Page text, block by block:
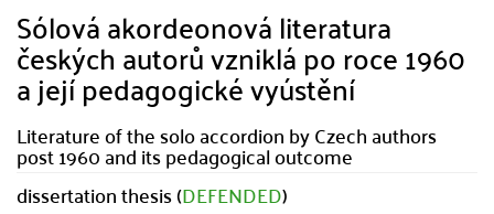
Sólová akordeonová literatura
českých autorů vzniklá po roce 1960
a její pedagogické vyústění
Literature of the solo accordion by Czech authors
post 1960 and its pedagogical outcome
dissertation thesis (DEFENDED)